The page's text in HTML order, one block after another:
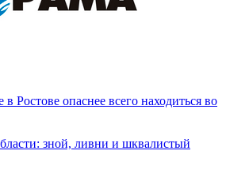
в Ростове опаснее всего находиться во
зной, ливни и шквалистый